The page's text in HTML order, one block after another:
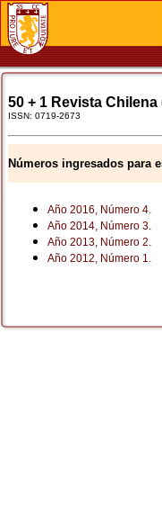
50 + 1 Revista
ISSN: 0719-2673
Números ingresados para
Año 2016, Número 4.
Año 2014, Número 3.
Año 2013, Número 2.
Año 2012, Número 1.